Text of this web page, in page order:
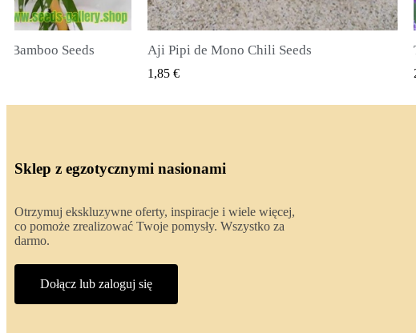
Seeds SZYBKI PODGLĄD
True Lavender Seeds
2,00 €
Sklep z egzotycznymi nasionami
Otrzymuj ekskluzywne oferty, inspiracje i wiele więcej,
co pomoże zrealizować Twoje pomysły. Wszystko za
darmo.
Dołącz lub zaloguj się